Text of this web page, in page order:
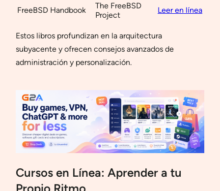
FreeBSD Handbook
The FreeBSD
Project
Leer en línea
Estos libros profundizan en la arquitectura
subyacente y ofrecen consejos avanzados de
administración y personalización.
Cursos en Línea: Aprender a tu